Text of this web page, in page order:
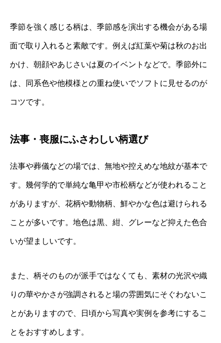
季節を強く感じる柄は、季節感を演出する機会がある場
面で取り入れると素敵です。例えば紅葉や菊は秋のお出
かけ、朝顔やあじさいは夏のイベントなどで。季節外に
は、同系色や他模様との重ね使いでソフトに見せるのが
コツです。
法事・喪服にふさわしい柄選び
法事や葬儀などの場では、無地や控えめな地紋が基本で
す。幾何学的で単純な亀甲や市松柄などが使われること
がありますが、花柄や動物柄、鮮やかな色は避けられる
ことが多いです。地色は黒、紺、グレーなど抑えた色合
いが望ましいです。
また、柄そのものが派手ではなくても、素材の光沢や織
りの華やかさが強調されると場の雰囲気にそぐわないこ
とがありますので、日頃から写真や実例を参考にするこ
とをおすすめします。